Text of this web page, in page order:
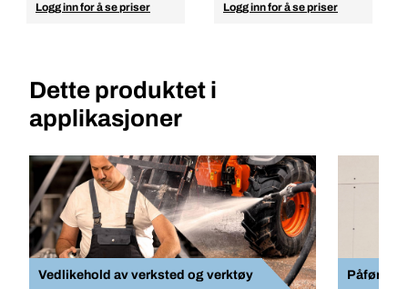
Logg inn for å se priser Logg inn for å se priser
Dette produktet i
applikasjoner
Vedlikehold av verksted og verktøy Påføring